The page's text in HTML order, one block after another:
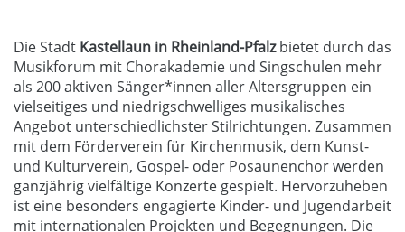
Die Stadt Kastellaun in Rheinland-Pfalzbietet durch das
Musikforum mit Chorakademie und Singschulen mehr
als 200 aktiven Sänger*innen aller Altersgruppen ein
vielseitiges und niedrigschwelliges musikalisches
Angebot unterschiedlichster Stilrichtungen. Zusammen
mit dem Förderverein für Kirchenmusik, dem Kunst-
und Kulturverein, Gospel- oder Posaunenchor werden
ganzjährig vielfältige Konzerte gespielt. Hervorzuheben
ist eine besonders engagierte Kinder- und Jugendarbeit
mit internationalen Projekten und Begegnungen. Die